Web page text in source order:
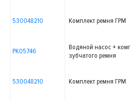
530048210 Комплект ремня ГРМ
PK05746
Водяной насос +
зубчатого ремня
530048210 Комплект ремня ГРМ